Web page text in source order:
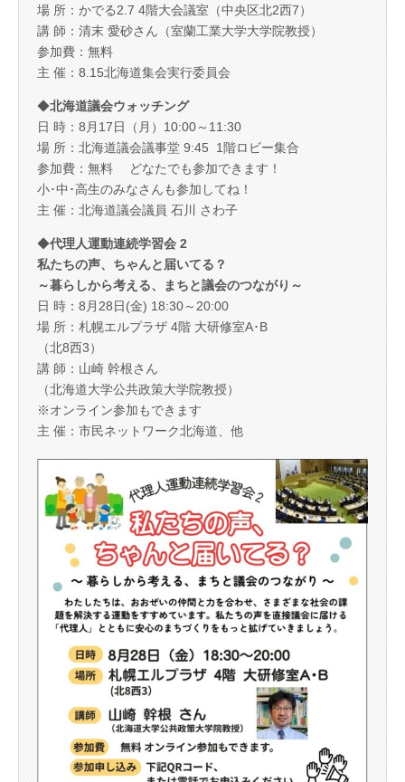
場 所：かでる2.7 4階大会議室（中央区北2西7）
講 師：清末 愛砂さん（室蘭工業大学大学院教授）
参加費：無料
主 催：8.15北海道集会実行委員会
◆北海道議会ウォッチング
日 時：8月17日（月）10:00～11:30
場 所：北海道議会議事堂 9:45 1階ロビー集合
参加費：無料 どなたでも参加できます！
小･中･高生のみなさんも参加してね！
主 催：北海道議会議員 石川 さわ子
◆代理人運動連続学習会 2
私たちの声、ちゃんと届いてる？
～暮らしから考える、まちと議会のつながり～
日 時：8月28日(金) 18:30～20:00
場 所：札幌エルプラザ 4階 大研修室A･B
（北8西3）
講 師：山崎 幹根さん
（北海道大学公共政策大学院教授）
※オンライン参加もできます
主 催：市民ネットワーク北海道、他